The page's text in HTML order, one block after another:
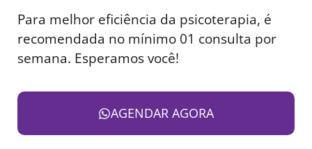
Para melhor eficiência da psicoterapia, é
recomendada no mínimo 01 consulta por
semana. Esperamos você!
AGENDAR AGORA